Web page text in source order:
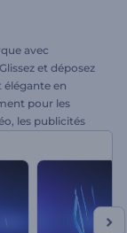
avec
et déposez
en
pour les
les publicités
pas votre